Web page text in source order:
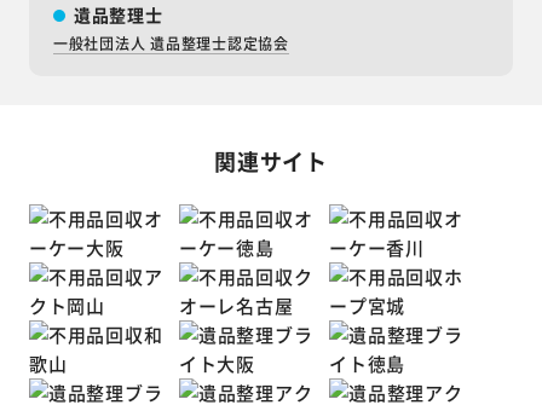
遺品整理士
一般社団法人 遺品整理士認定協会
関連サイト